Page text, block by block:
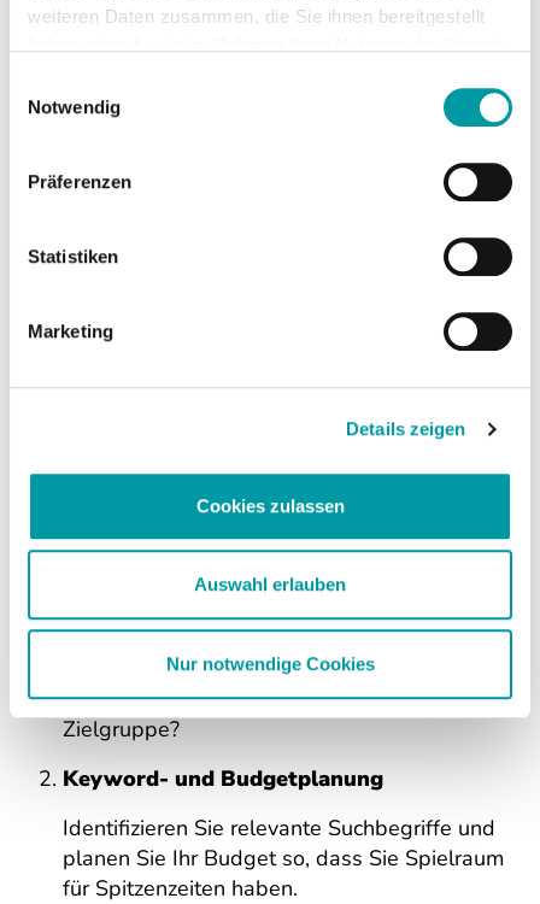
weiteren Daten zusammen, die Sie ihnen bereitgestellt
Notwendig
Präferenzen
Statistiken
Marketing
Details zeigen
Cookies zulassen
Auswahl erlauben
Nur notwendige Cookies
Damit Sie zum Black Friday direkt durchstarten
➡️Bis zu 525 € zusätzliches Werbebudgetfür
400 € Google Ads Bonus
125 € Microsoft Ads Guthaben
Damit gelingt der Einstieg in die
Suchmaschinenwerbung besonders effektiv –
5 Schritte für erfolgreiches Black
Friday Marketing
Analyse & Zieldefinition
Welche Produkte oder Dienstleistungen
sollen beworben werden? Wer ist Ihre
Zielgruppe?
Keyword- und Budgetplanung
Identifizieren Sie relevante Suchbegriffe und
planen Sie Ihr Budget so, dass Sie Spielraum
für Spitzenzeiten haben.